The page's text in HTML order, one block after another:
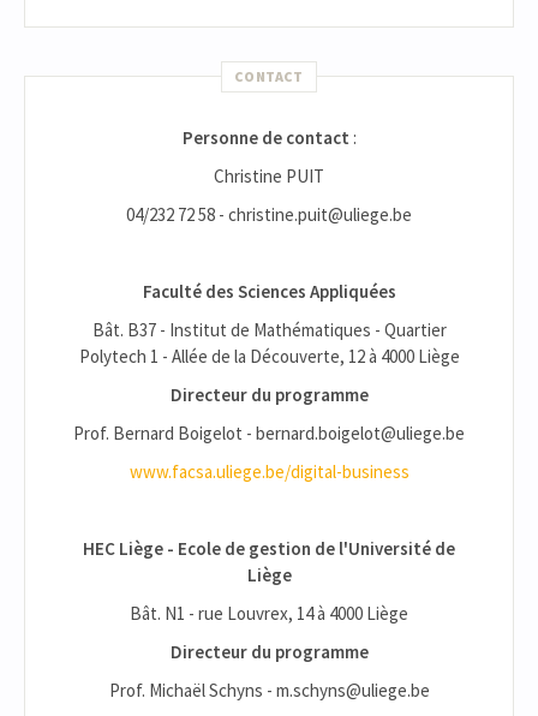
CONTACT
Personne de contact :
Christine PUIT
04/232 72 58 - christine.puit@uliege.be
Faculté des Sciences Appliquées
Bât. B37 - Institut de Mathématiques - Quartier
Polytech 1 - Allée de la Découverte, 12 à 4000 Liège
Directeur du programme
Prof. Bernard Boigelot - bernard.boigelot@uliege.be
www.facsa.uliege.be/digital-business
HEC Liège - Ecole de gestion de l'Université de
Liège
Bât. N1 - rue Louvrex, 14 à 4000 Liège
Directeur du programme
Prof. Michaël Schyns - m.schyns@uliege.be